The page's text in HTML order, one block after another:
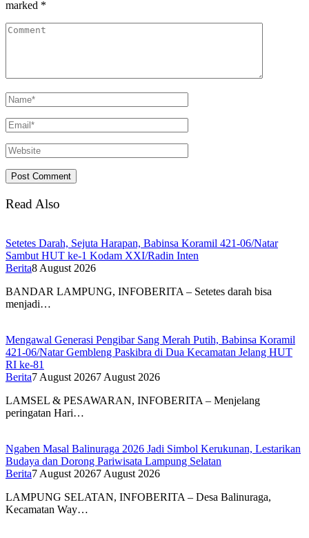
marked *
Read Also
Setetes Darah, Sejuta Harapan, Babinsa Koramil 421-06/Natar
Sambut HUT ke-1 Kodam XXI/Radin Inten
Berita8 August 2026
BANDAR LAMPUNG, INFOBERITA – Setetes darah bisa
menjadi…
Mengawal Generasi Pengibar Sang Merah Putih, Babinsa Koramil
421-06/Natar Gembleng Paskibra di Dua Kecamatan Jelang HUT
RI ke-81
Berita7 August 20267 August 2026
LAMSEL & PESAWARAN, INFOBERITA – Menjelang
peringatan Hari…
Ngaben Masal Balinuraga 2026 Jadi Simbol Kerukunan, Lestarikan
Budaya dan Dorong Pariwisata Lampung Selatan
Berita7 August 20267 August 2026
LAMPUNG SELATAN, INFOBERITA – Desa Balinuraga,
Kecamatan Way…